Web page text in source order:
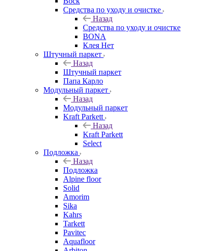
Средства по уходу и очистке
Назад
Средства по уходу и очистке
BONA
Клея Нет
Штучный паркет
Назад
Штучный паркет
Папа Карло
Модульный паркет
Назад
Модульный паркет
Kraft Parkett
Назад
Kraft Parkett
Select
Подложка
Назад
Подложка
Alpine floor
Solid
Amorim
Sika
Kahrs
Tarkett
Pavitec
Aquafloor